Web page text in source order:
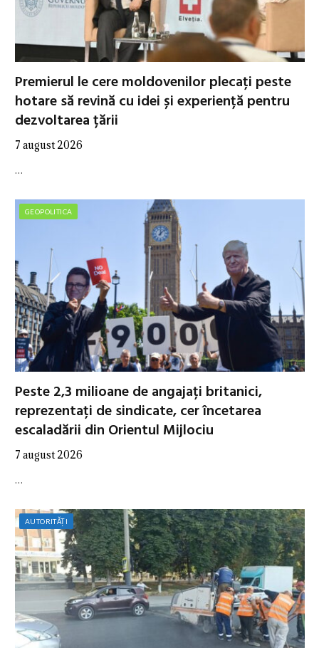
Premierul le cere moldovenilor plecați peste
hotare să revină cu idei și experiență pentru
dezvoltarea țării
7 august 2026
…
GEOPOLITICA
Peste 2,3 milioane de angajați britanici,
reprezentați de sindicate, cer încetarea
escaladării din Orientul Mijlociu
7 august 2026
…
AUTORITĂȚI